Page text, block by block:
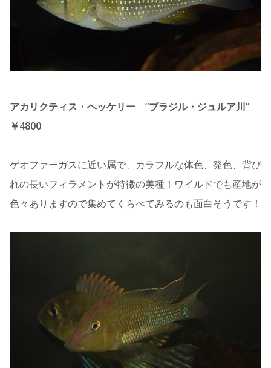
アカリクティス・ヘッケリー ”ブラジル・ジュルア川”
￥4800
ゲオファーガスに近い属で、カラフルな体色、発色、背び
れの長いフィラメントが特徴の美種！ワイルドでも産地が
色々ありますので集めてくらべてみるのも面白そうです！